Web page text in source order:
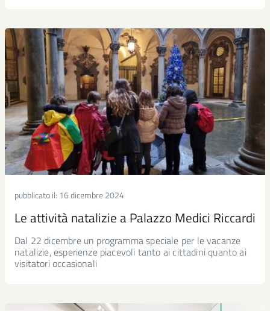
pubblicato il: 16 dicembre 2024
Le attività natalizie a Palazzo Medici Riccardi
Dal 22 dicembre un programma speciale per le vacanze
natalizie, esperienze piacevoli tanto ai cittadini quanto ai
visitatori occasionali